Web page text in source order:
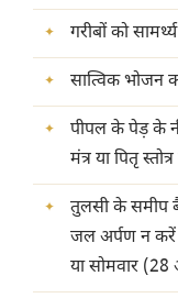
गरीबों को
सात्विक भोजन
पीपल के पेड़ के
मंत्र या पितृ
तुलसी के समीप
जल अर्पण न
या सोमवार (28